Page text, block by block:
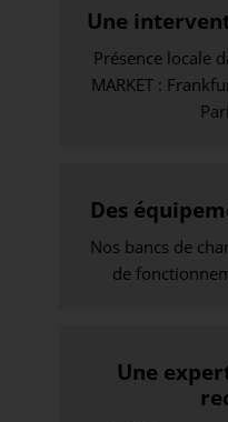
Une
Présence locale
MARKET :
Des
Nos bancs de
de
Une